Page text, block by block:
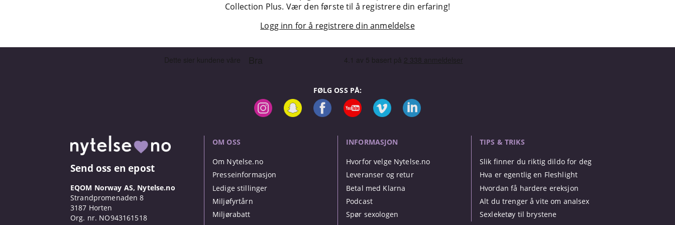
Collection Plus. Vær den første til å registrere din erfaring!
Logg inn for å registrere din anmeldelse
FØLG OSS PÅ:
Send oss en epost
EQOM Norway AS, Nytelse.no
Strandpromenaden 8
3187 Horten
Org. nr. NO943161518
OM OSS
Om Nytelse.no
Presseinformasjon
Ledige stillinger
Miljøfyrtårn
Miljørabatt
INFORMASJON
Hvorfor velge Nytelse.no
Leveranser og retur
Betal med Klarna
Podcast
Spør sexologen
TIPS & TRIKS
Slik finner du riktig dildo for deg
Hva er egentlig en Fleshlight
Hvordan få hardere ereksjon
Alt du trenger å vite om analsex
Sexleketøy til brystene